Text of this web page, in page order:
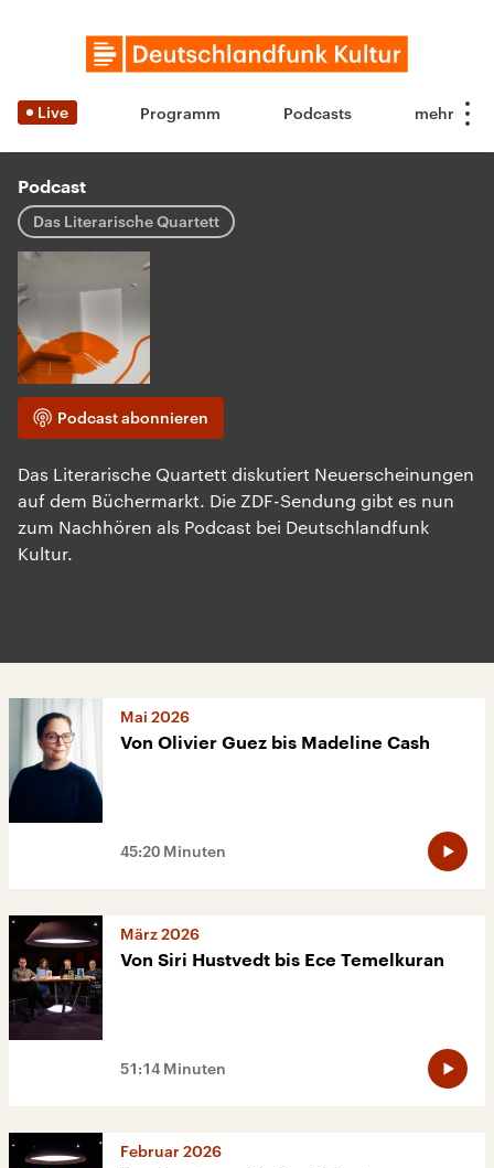
Live Programm Podcasts
Podcast
Das Literarische Quartett
Podcast abonnieren
Das Literarische Quartett diskutiert Neuerscheinungen
auf dem Büchermarkt. Die ZDF-Sendung gibt es nun
zum Nachhören als Podcast bei Deutschlandfunk
Kultur.
Mai 2026
Von Olivier Guez bis Madeline Cash
45:20 Minuten
März 2026
Von Siri Hustvedt bis Ece Temelkuran
51:14 Minuten
Februar 2026